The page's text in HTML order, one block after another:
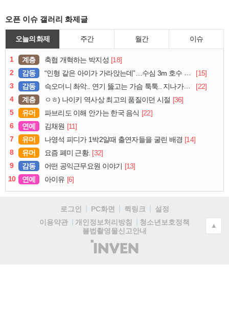
오픈 이슈 갤러리 화제글
오늘의 화제 주간 월간 이슈
1 계층 축협 개혁하는 박지성 [18]
2
감동 “인형 같은 아이가 가라앉는데”…수심 3m 호수 뛰어든 60대 의인
[15]
3
감동 슥오더니 촤악.. 연기 뚫고는 가슴 툭툭.. 지나가던 아재의 정체
[22]
4
계층 ㅇㅎ) 나이키 역사상 최고의 품질이던 시절 [36]
5
유머 파브리도 이해 안가는 한국 음식 [22]
6
연예 김채원 [11]
7
유머 나영석 피디가 1박2일때 출연자들을 굴린 배경 [14]
8
유머 요즘 폐미 근황. [32]
9
감동 어떤 공익근무요원 이야기 [13]
10
연예 아이유 [6]
로그인 PC화면 퀵링크
설정
이용약관
개인정보처리방침
청소년보호정책
불법촬영물신고안내
(주)
인
▲